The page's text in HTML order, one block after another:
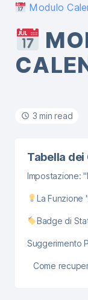
Modulo
3 min read
Tabella
Impostazione:
La Funzione
Badge di
Suggerimento
Come